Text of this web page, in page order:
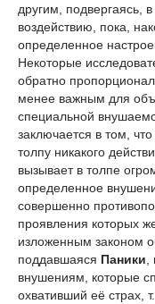
другим, подвергаясь,
воздействию, пока,
определенное
Некоторые
обратно
менее важным для
специальной
заключается в том,
толпу никакого
вызывает в толпе
определенное
совершенно
проявления которых
изложенным законом
поддавшаяся Паники
внушениям, которые
охвативший её страх,